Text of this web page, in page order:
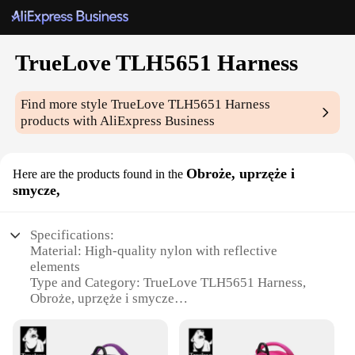
TrueLove TLH5651 Harness
Find more styleTrueLove TLH5651 Harness
products with AliExpress Business
Here are the products found in the Obroże, uprzęże i
smycze,
Specifications:
Material: High-quality nylon with reflective
elements
Type and Category: TrueLove TLH5651 Harness,
Obroże, uprzęże i smycze
straps for a perfect fit
Usage and Purpose: Ideal for training, walking, and